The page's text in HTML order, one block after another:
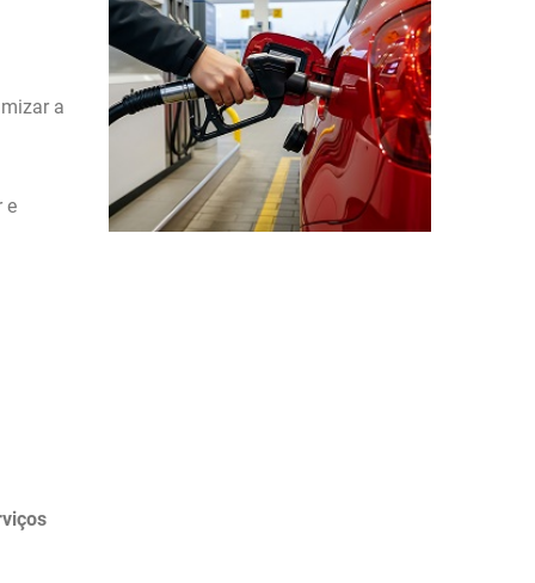
a
e